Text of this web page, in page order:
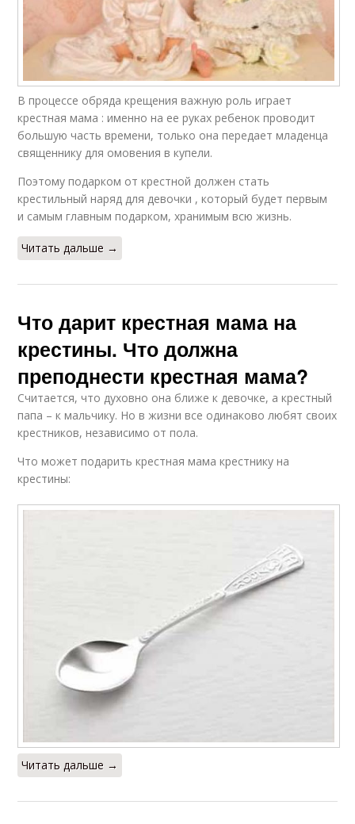
В процессе обряда крещения важную роль играет
крестная мама : именно на ее руках ребенок проводит
большую часть времени, только она передает младенца
священнику для омовения в купели.
Поэтому подарком от крестной должен стать
крестильный наряд для девочки , который будет первым
и самым главным подарком, хранимым всю жизнь.
Читать дальше →
Что дарит крестная мама на
крестины. Что должна
преподнести крестная мама?
Считается, что духовно она ближе к девочке, а крестный
папа – к мальчику. Но в жизни все одинаково любят своих
крестников, независимо от пола.
Что может подарить крестная мама крестнику на
крестины:
Читать дальше →